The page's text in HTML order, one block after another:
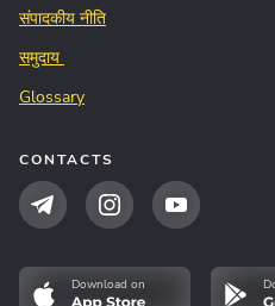
संपादकीय नीति
समुदाय
Glossary
CONTACTS
Download on